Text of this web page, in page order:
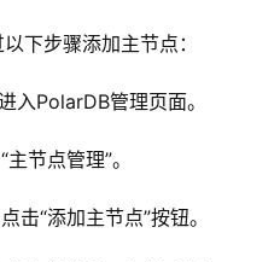
下步骤添加主节点：
入PolarDB管理页面。
节点管理”。
击“添加主节点”按钮。